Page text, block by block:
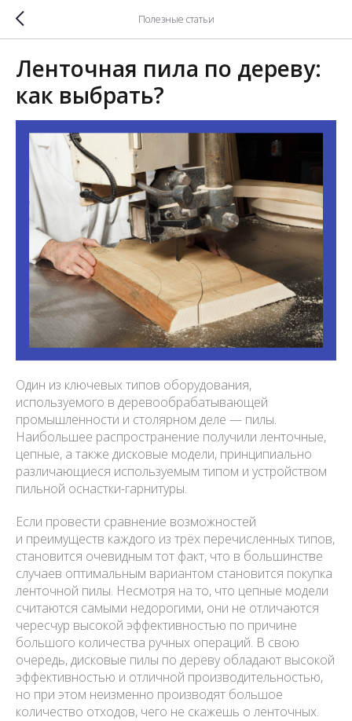
Полезные статьи
Ленточная пила по дереву:
как выбрать?
Один из ключевых типов оборудования,
используемого в деревообрабатывающей
промышленности и столярном деле — пилы.
Наибольшее распространение получили ленточные,
цепные, а также дисковые модели, принципиально
различающиеся используемым типом и устройством
пильной оснастки-гарнитуры.
Если провести сравнение возможностей
и преимуществ каждого из трёх перечисленных типов,
становится очевидным тот факт, что в большинстве
случаев оптимальным вариантом становится покупка
ленточной пилы. Несмотря на то, что цепные модели
считаются самыми недорогими, они не отличаются
чересчур высокой эффективностью по причине
большого количества ручных операций. В свою
очередь, дисковые пилы по дереву обладают высокой
эффективностью и отличной производительностью,
но при этом неизменно производят большое
количество отходов, чего не скажешь о ленточных.